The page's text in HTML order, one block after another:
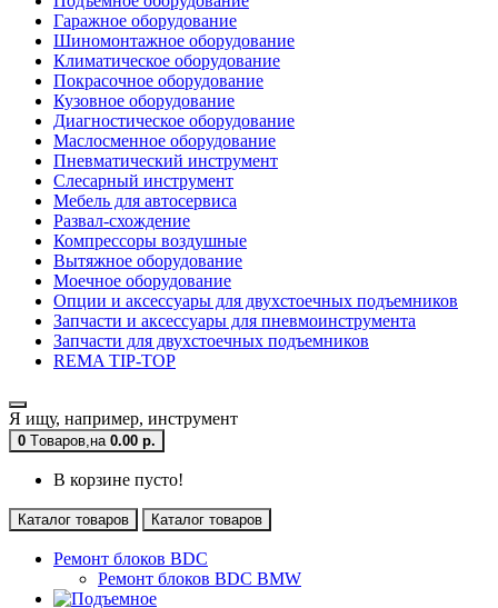
Гаражное оборудование
Шиномонтажное оборудование
Климатическое оборудование
Покрасочное оборудование
Кузовное оборудование
Диагностическое оборудование
Маслосменное оборудование
Пневматический инструмент
Слесарный инструмент
Мебель для автосервиса
Развал-схождение
Компрессоры воздушные
Вытяжное оборудование
Моечное оборудование
Опции и аксессуары для двухстоечных подъемников
Запчасти и аксессуары для пневмоинструмента
Запчасти для двухстоечных подъемников
REMA TIP-TOP
Я ищу, например, инструмент
0 Tоваров,на 0.00 р.
В корзине пусто!
Каталог товаров Каталог товаров
Ремонт блоков BDC
Ремонт блоков BDC BMW